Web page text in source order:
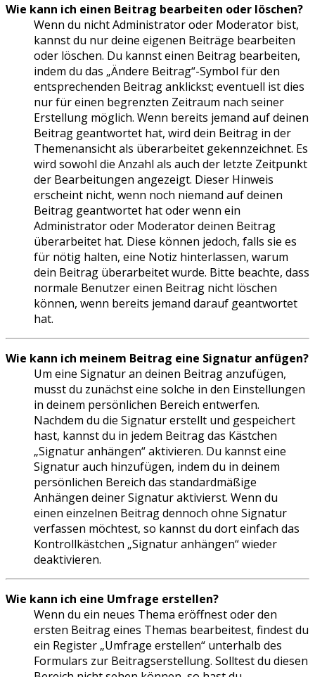
Wie kann ich einen Beitrag bearbeiten oder löschen?
Wenn du nicht Administrator oder Moderator bist,
kannst du nur deine eigenen Beiträge bearbeiten
oder löschen. Du kannst einen Beitrag bearbeiten,
indem du das „Ändere Beitrag“-Symbol für den
entsprechenden Beitrag anklickst; eventuell ist dies
nur für einen begrenzten Zeitraum nach seiner
Erstellung möglich. Wenn bereits jemand auf deinen
Beitrag geantwortet hat, wird dein Beitrag in der
Themenansicht als überarbeitet gekennzeichnet. Es
wird sowohl die Anzahl als auch der letzte Zeitpunkt
der Bearbeitungen angezeigt. Dieser Hinweis
erscheint nicht, wenn noch niemand auf deinen
Beitrag geantwortet hat oder wenn ein
Administrator oder Moderator deinen Beitrag
überarbeitet hat. Diese können jedoch, falls sie es
für nötig halten, eine Notiz hinterlassen, warum
dein Beitrag überarbeitet wurde. Bitte beachte, dass
normale Benutzer einen Beitrag nicht löschen
können, wenn bereits jemand darauf geantwortet
hat.
Wie kann ich meinem Beitrag eine Signatur anfügen?
Um eine Signatur an deinen Beitrag anzufügen,
musst du zunächst eine solche in den Einstellungen
in deinem persönlichen Bereich entwerfen.
Nachdem du die Signatur erstellt und gespeichert
hast, kannst du in jedem Beitrag das Kästchen
„Signatur anhängen“ aktivieren. Du kannst eine
Signatur auch hinzufügen, indem du in deinem
persönlichen Bereich das standardmäßige
Anhängen deiner Signatur aktivierst. Wenn du
einen einzelnen Beitrag dennoch ohne Signatur
verfassen möchtest, so kannst du dort einfach das
Kontrollkästchen „Signatur anhängen“ wieder
deaktivieren.
Wie kann ich eine Umfrage erstellen?
Wenn du ein neues Thema eröffnest oder den
ersten Beitrag eines Themas bearbeitest, findest du
ein Register „Umfrage erstellen“ unterhalb des
Formulars zur Beitragserstellung. Solltest du diesen